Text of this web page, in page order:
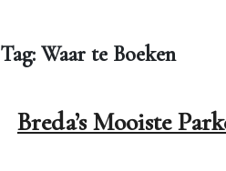
Tag: Waar te Boeken
Breda’s Mooiste